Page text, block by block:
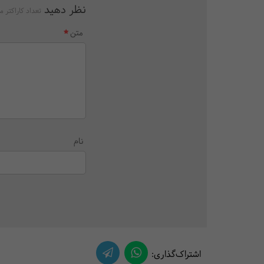
نظر دهید تعداد کاراکتر
متن
نام
اشتراک‌گذاری: